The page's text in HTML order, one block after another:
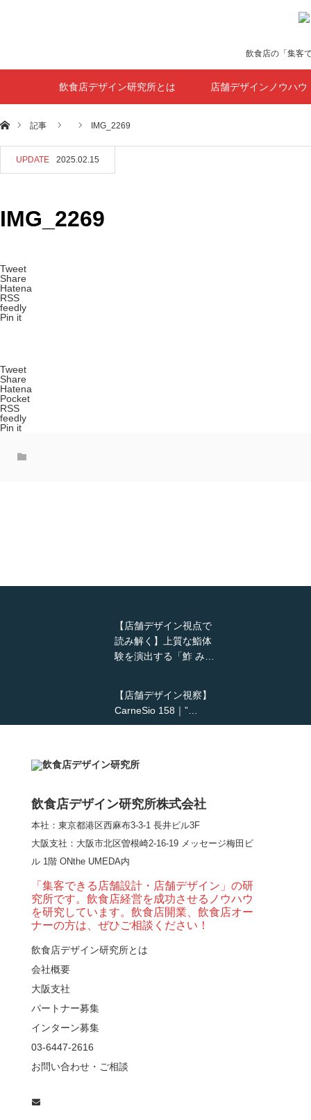
飲食店の「集客
飲食店デザイン研究所とは 店舗デザインノウハウ
ホーム記事 IMG_2269
UPDATE 2025.02.15
IMG_2269
Tweet
Share
Hatena
RSS
feedly
Pin it
Tweet
Share
Hatena
Pocket
RSS
feedly
Pin it
【店舗デザイン視点で
読み解く】上質な鮨体
験を演出する「鮓 み…
【店舗デザイン視察】
CarneSio 158｜”…
【熊の鳥焼き】囲炉裏
とライブ感を両立した
和モダン串揚げ店。
「…
【Queux Norme（クゥ
ノルム）】女子会にお
薦めな&…
な店舗デザイン
飲食店デザイン研究所株式会社
本社：東京都港区西麻布3-3-1 長井ビル3F
大阪支社 ：大阪市北区曽根崎2-16-19 メッセージ梅田ビ
ル 1階 ONthe UMEDA内
「集客できる店舗設計・店舗デザイン」の研
究所です。飲食店経営を成功させるノウハウ
を研究しています。飲食店開業、飲食店オー
ナーの方は、ぜひご相談ください！
飲食店デザイン研究所とは
会社概要
大阪支社
パートナー募集
インターン募集
03-6447-2616
お問い合わせ・ご相談